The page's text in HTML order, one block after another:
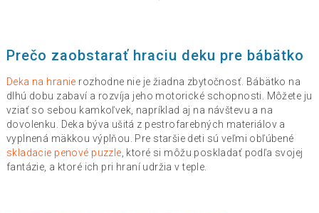
Prečo zaobstarať hraciu deku pre bábätko
Deka na hranie rozhodne nie je žiadna zbytočnosť. Bábätko na
dlhú dobu zabaví a rozvíja jeho motorické schopnosti. Môžete ju
vziať so sebou kamkoľvek, napríklad aj na návštevu a na
dovolenku. Deka býva ušitá z pestrofarebných materiálov a
vyplnená mäkkou výplňou. Pre staršie deti sú veľmi obľúbené
skladacie penové puzzle , ktoré si môžu poskladať podľa svojej
fantázie, a ktoré ich pri hraní udržia v teple.